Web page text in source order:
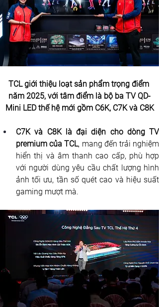
TCL giới thiệu loạt sản phẩm trọng điểm
năm 2025, với tâm điểm là bộ ba TV QD-
Mini LED thế hệ mới gồm C6K, C7K và C8K
C7K và C8K là đại diện cho dòng TV
premium của TCL, mang đến trải nghiệm
hiển thị và âm thanh cao cấp, phù hợp
với người dùng yêu cầu chất lượng hình
ảnh tối ưu, tần số quét cao và hiệu suất
gaming mượt mà.